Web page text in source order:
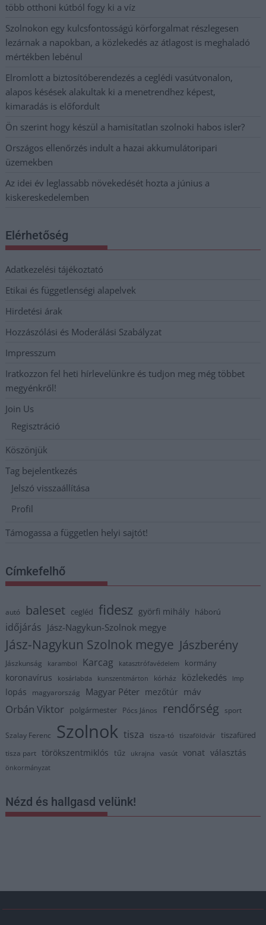
több otthoni kútból fogy ki a víz
Szolnokon egy kulcsfontosságú körforgalmat részlegesen
lezárnak a napokban, a közlekedés az átlagost is meghaladó
mértékben lebénul
Elromlott a biztosítóberendezés a ceglédi vasútvonalon,
alapos késések alakultak ki a menetrendhez képest,
kimaradás is előfordult
Ön szerint hogy készül a hamisítatlan szolnoki habos isler?
Országos ellenőrzés indult a hazai akkumulátoripari
üzemekben
Az idei év leglassabb növekedését hozta a június a
kiskereskedelemben
Elérhetőség
Adatkezelési tájékoztató
Etikai és függetlenségi alapelvek
Hirdetési árak
Hozzászólási és Moderálási Szabályzat
Impresszum
Iratkozzon fel heti hírlevelünkre és tudjon meg még többet
megyénkről!
Join Us
Regisztráció
Köszönjük
Tag bejelentkezés
Jelszó visszaállítása
Profil
Támogassa a független helyi sajtót!
Címkefelhő
autó baleset cegléd fidesz györfi mihály háború
időjárás Jász-Nagykun-Szolnok megye
Jász-Nagykun Szolnok megye Jászberény
Jászkunság karambol Karcag katasztrófavédelem kormány
koronavírus kosárlabda kunszentmárton kórház közlekedés lmp
lopás magyarország Magyar Péter mezőtúr máv
Orbán Viktor polgármester Pócs János rendőrség sport
Szalay Ferenc Szolnok tisza tisza-tó tiszaföldvár tiszafüred
tisza part törökszentmiklós tűz ukrajna vasút vonat választás
önkormányzat
Nézd és hallgasd velünk!